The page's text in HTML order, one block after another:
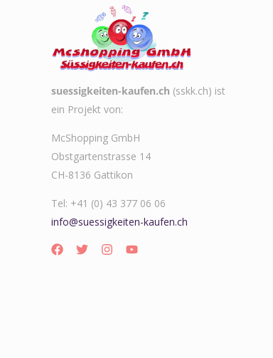
suessigkeiten-kaufen.ch (sskk.ch) ist
ein Projekt von:
McShopping GmbH
Obstgartenstrasse 14
CH-8136 Gattikon
Tel: +41 (0) 43 377 06 06
info@suessigkeiten-kaufen.ch